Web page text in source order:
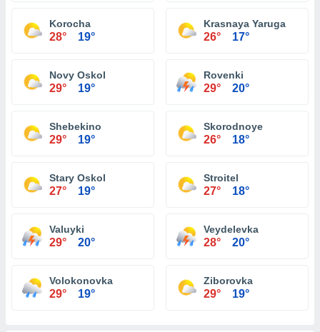
Korocha
28° 19°
Krasnaya Yaruga
26° 17°
Novy Oskol
29° 19°
Rovenki
29° 20°
Shebekino
29° 19°
Skorodnoye
26° 18°
Stary Oskol
27° 19°
Stroitel
27° 18°
Valuyki
29° 20°
Veydelevka
28° 20°
Volokonovka
29° 19°
Ziborovka
29° 19°